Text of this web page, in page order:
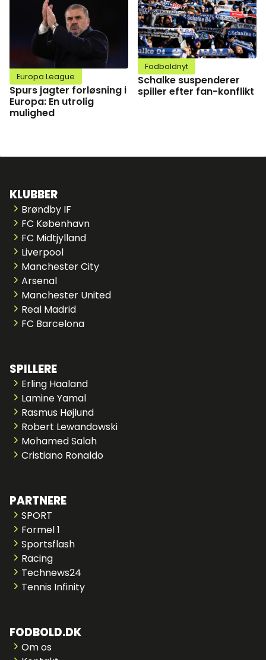
Europa League
Spurs jagter forløsning i
Europa: En utrolig
mulighed
Fodboldnyt
Schalke suspenderer
spiller efter fan-konflikt
KLUBBER
Brøndby IF
FC København
FC Midtjylland
Liverpool
Manchester City
Arsenal
Manchester United
Real Madrid
FC Barcelona
SPILLERE
Erling Haaland
Lamine Yamal
Rasmus Højlund
Robert Lewandowski
Mohamed Salah
Cristiano Ronaldo
PARTNERE
SPORT
Formel 1
Sportsflash
Racing
Technews24
Tennis Infinity
FODBOLD.DK
Om os